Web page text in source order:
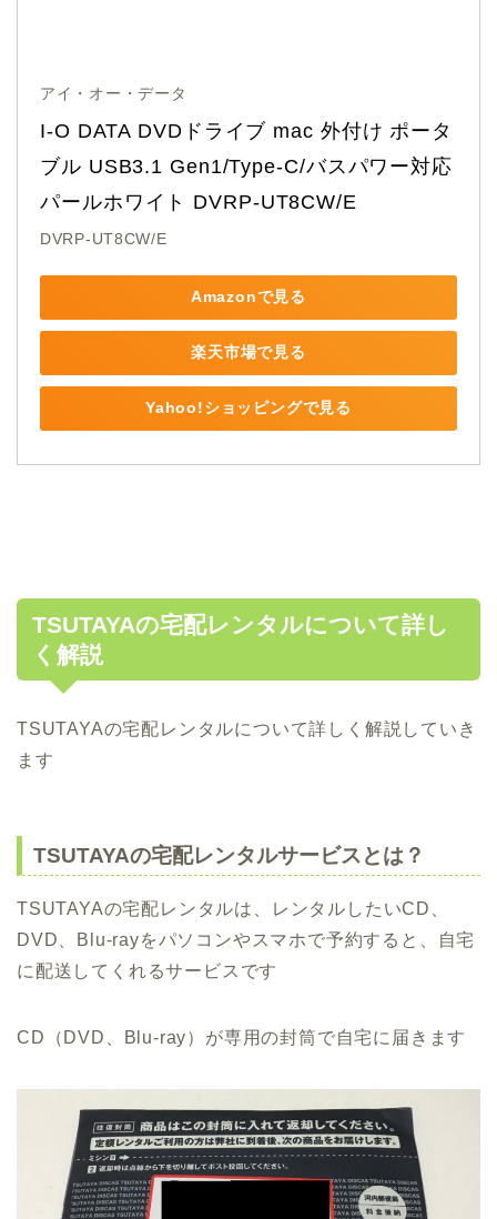
アイ・オー・データ
I-O DATA DVDドライブ mac 外付け ポータ
ブル USB3.1 Gen1/Type-C/バスパワー対応
パールホワイト DVRP-UT8CW/E
DVRP-UT8CW/E
Amazonで見る
楽天市場で見る
Yahoo!ショッピングで見る
TSUTAYAの宅配レンタルについて詳し
く解説
TSUTAYAの宅配レンタルについて詳しく解説していき
ます
TSUTAYAの宅配レンタルサービスとは？
TSUTAYAの宅配レンタルは、レンタルしたいCD、
DVD、Blu-rayをパソコンやスマホで予約すると、自宅
に配送してくれるサービスです
CD（DVD、Blu-ray）が専用の封筒で自宅に届きます